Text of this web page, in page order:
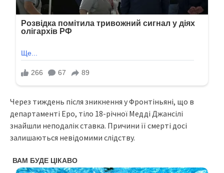
Через тиждень після зникнення у Фронтіньяні, що в
департаменті Еро, тіло 18-річної Медді Джансілі
знайшли неподалік ставка. Причини її смерті досі
залишаються невідомими слідству.